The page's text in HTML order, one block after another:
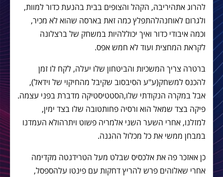
להרוג אתהיריבה, הקהל והצופים בבית בהנעת כדור למוות,
ולגרום לאוחנהלהתפלץ כמה זאת בארסה שהוא לא מכיר,
וכמה איבודי כדור ואיך יכוללהיות במשחק של ברצלונה
לקראת המחצית ועוד לא חמש אפס.
ברטרה צריך המשכיות והביטחון שלו יעלה, לקח לו זמן
להכנס למשחק(ע"ע הסיבסוב שקיבל מהחיקוי של וידאל),
אבל במקרה הנקודתי שלו,הסטטיסטיקה מדברת בפני עצמה.
פיקה בצד שמאל הוא ורסיה פחותטובה שלו בצד ימין,
למזלנו, אחרי השער השני אלמריה פשוט ויתרהולא העמדנו
במבחן ממשי את כל מכלול ההגנה.
כן אאזכר פה את אלכסיס שבלט מעל הטרידנטה מקדימה
אחרי שאלוהים פרש להריץ דחקות עם פינטו עלהספסל,